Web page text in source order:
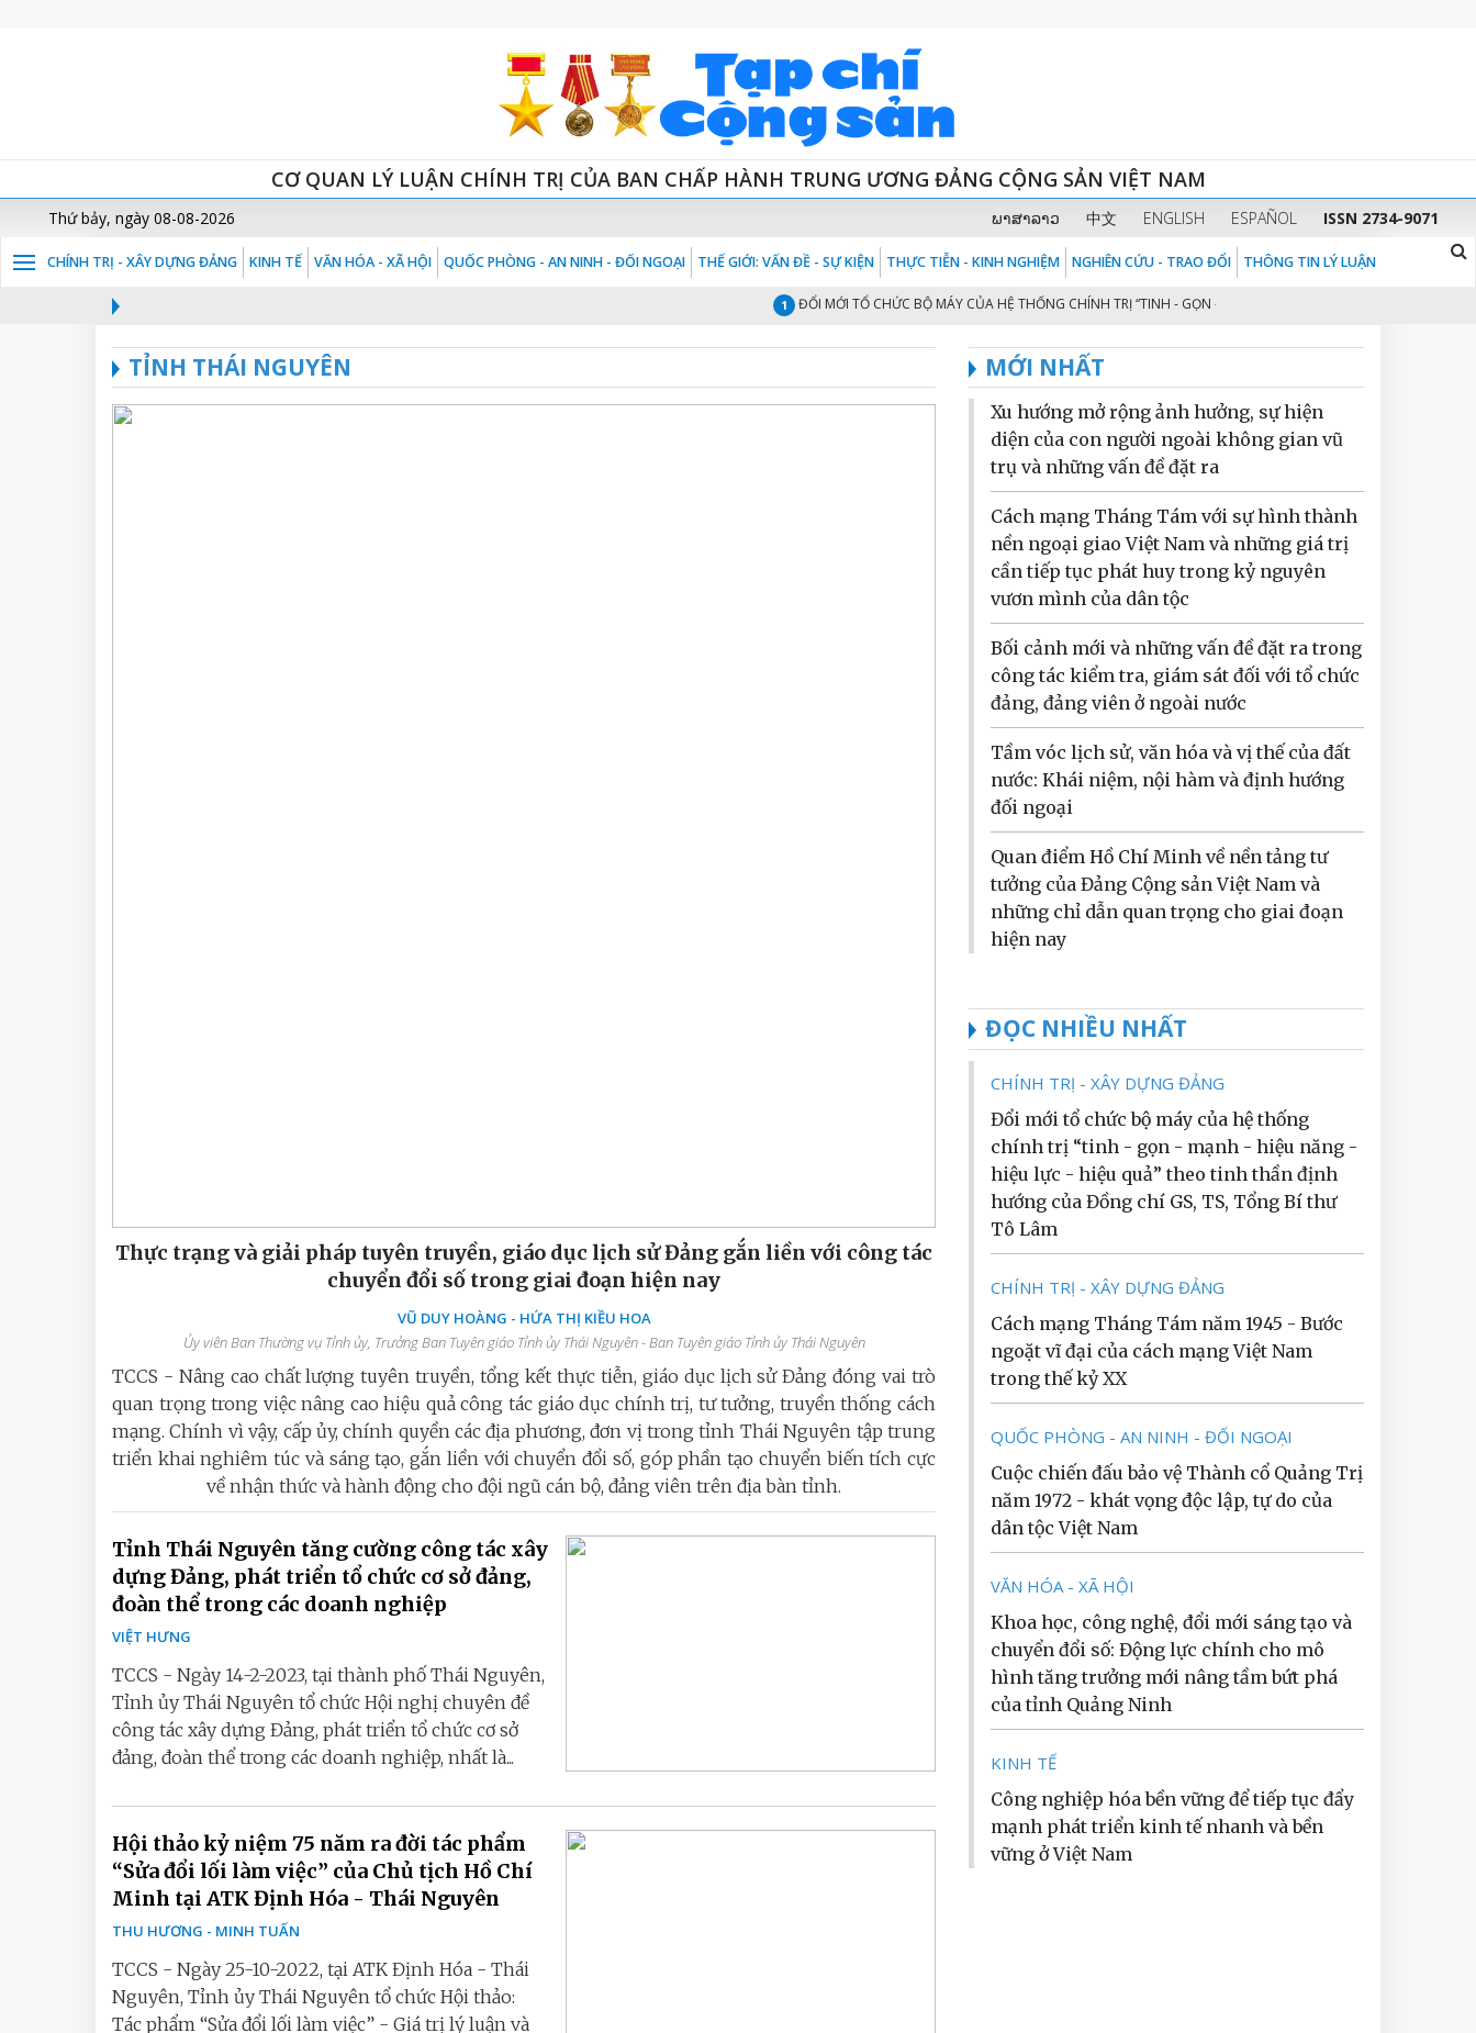
CƠ QUAN LÝ LUẬN CHÍNH TRỊ CỦA BAN CHẤP HÀNH TRUNG ƯƠNG ĐẢNG CỘNG SẢN VIỆT NAM
Thứ bảy, ngày 08-08-2026 ພາສາລາວ 中文 ENGLISH ESPAÑOL ISSN 2734-9071
CHÍNH TRỊ - XÂY DỰNG ĐẢNG KINH TẾ VĂN HÓA - XÃ HỘI QUỐC PHÒNG - AN NINH - ĐỐI NGOẠI THẾ GIỚI: VẤN ĐỀ - SỰ KIỆN THỰC TIỄN - KINH NGHIỆM NGHIÊN CỨU - TRAO ĐỔI THÔNG TIN LÝ LUẬN
ĐỔI MỚI TỔ CHỨC BỘ MÁY CỦA HỆ THỐNG CHÍNH TRỊ “TINH - GỌN - MẠNH - HIỆU NĂNG - HIỆU LỰC - HIỆU
TỈNH THÁI NGUYÊN
Thực trạng và giải pháp tuyên truyền, giáo dục lịch sử Đảng gắn liền với công tác
chuyển đổi số trong giai đoạn hiện nay
VŨ DUY HOÀNG - HỨA THỊ KIỀU HOA
Ủy viên Ban Thường vụ Tỉnh ủy, Trưởng Ban Tuyên giáo Tỉnh ủy Thái Nguyên - Ban Tuyên giáo Tỉnh ủy Thái Nguyên
TCCS - Nâng cao chất lượng tuyên truyền, tổng kết thực tiễn, giáo dục lịch sử Đảng đóng vai trò
quan trọng trong việc nâng cao hiệu quả công tác giáo dục chính trị, tư tưởng, truyền thống cách
mạng. Chính vì vậy, cấp ủy, chính quyền các địa phương, đơn vị trong tỉnh Thái Nguyên tập trung
triển khai nghiêm túc và sáng tạo, gắn liền với chuyển đổi số, góp phần tạo chuyển biến tích cực
về nhận thức và hành động cho đội ngũ cán bộ, đảng viên trên địa bàn tỉnh.
Tỉnh Thái Nguyên tăng cường công tác xây
dựng Đảng, phát triển tổ chức cơ sở đảng,
đoàn thể trong các doanh nghiệp
VIỆT HƯNG
TCCS - Ngày 14-2-2023, tại thành phố Thái Nguyên,
Tỉnh ủy Thái Nguyên tổ chức Hội nghị chuyên đề
công tác xây dựng Đảng, phát triển tổ chức cơ sở
đảng, đoàn thể trong các doanh nghiệp, nhất là...
Hội thảo kỷ niệm 75 năm ra đời tác phẩm
“Sửa đổi lối làm việc” của Chủ tịch Hồ Chí
Minh tại ATK Định Hóa - Thái Nguyên
THU HƯƠNG - MINH TUẤN
TCCS - Ngày 25-10-2022, tại ATK Định Hóa - Thái
Nguyên, Tỉnh ủy Thái Nguyên tổ chức Hội thảo:
Tác phẩm “Sửa đổi lối làm việc” - Giá trị lý luận và
MỚI NHẤT
Xu hướng mở rộng ảnh hưởng, sự hiện
diện của con người ngoài không gian vũ
trụ và những vấn đề đặt ra
Cách mạng Tháng Tám với sự hình thành
nền ngoại giao Việt Nam và những giá trị
cần tiếp tục phát huy trong kỷ nguyên
vươn mình của dân tộc
Bối cảnh mới và những vấn đề đặt ra trong
công tác kiểm tra, giám sát đối với tổ chức
đảng, đảng viên ở ngoài nước
Tầm vóc lịch sử, văn hóa và vị thế của đất
nước: Khái niệm, nội hàm và định hướng
đối ngoại
Quan điểm Hồ Chí Minh về nền tảng tư
tưởng của Đảng Cộng sản Việt Nam và
những chỉ dẫn quan trọng cho giai đoạn
hiện nay
ĐỌC NHIỀU NHẤT
CHÍNH TRỊ - XÂY DỰNG ĐẢNG
Đổi mới tổ chức bộ máy của hệ thống
chính trị “tinh - gọn - mạnh - hiệu năng -
hiệu lực - hiệu quả” theo tinh thần định
hướng của Đồng chí GS, TS, Tổng Bí thư
Tô Lâm
CHÍNH TRỊ - XÂY DỰNG ĐẢNG
Cách mạng Tháng Tám năm 1945 - Bước
ngoặt vĩ đại của cách mạng Việt Nam
trong thế kỷ XX
QUỐC PHÒNG - AN NINH - ĐỐI NGOẠI
Cuộc chiến đấu bảo vệ Thành cổ Quảng Trị
năm 1972 - khát vọng độc lập, tự do của
dân tộc Việt Nam
VĂN HÓA - XÃ HỘI
Khoa học, công nghệ, đổi mới sáng tạo và
chuyển đổi số: Động lực chính cho mô
hình tăng trưởng mới nâng tầm bứt phá
của tỉnh Quảng Ninh
KINH TẾ
Công nghiệp hóa bền vững để tiếp tục đẩy
mạnh phát triển kinh tế nhanh và bền
vững ở Việt Nam